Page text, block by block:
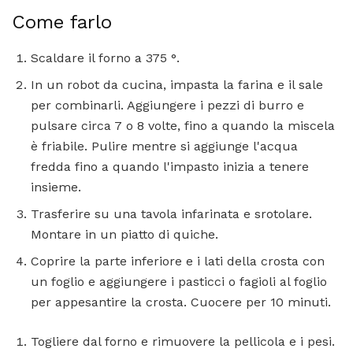
Come farlo
Scaldare il forno a 375 °.
In un robot da cucina, impasta la farina e il sale
per combinarli. Aggiungere i pezzi di burro e
pulsare circa 7 o 8 volte, fino a quando la miscela
è friabile. Pulire mentre si aggiunge l'acqua
fredda fino a quando l'impasto inizia a tenere
insieme.
Trasferire su una tavola infarinata e srotolare.
Montare in un piatto di quiche.
Coprire la parte inferiore e i lati della crosta con
un foglio e aggiungere i pasticci o fagioli al foglio
per appesantire la crosta. Cuocere per 10 minuti.
Togliere dal forno e rimuovere la pellicola e i pesi.